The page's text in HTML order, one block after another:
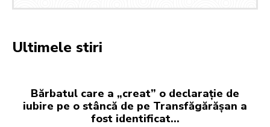
Ultimele stiri
Bărbatul care a „creat” o declarație de
iubire pe o stâncă de pe Transfăgărășan a
fost identificat…